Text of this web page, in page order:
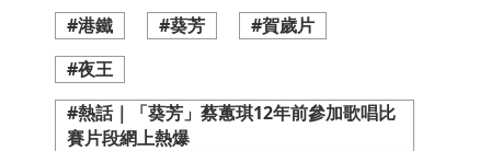
#港鐵 #葵芳
#賀歲片
#夜王
#熱話｜「葵芳」蔡蕙琪12年前參加歌唱比
賽片段網上熱爆